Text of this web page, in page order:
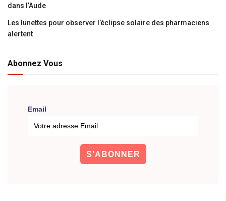
dans l’Aude
Les lunettes pour observer l’éclipse solaire des pharmaciens
alertent
Abonnez Vous
Email